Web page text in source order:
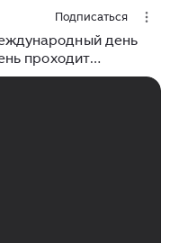
Подписаться
день
проходит
и акций.